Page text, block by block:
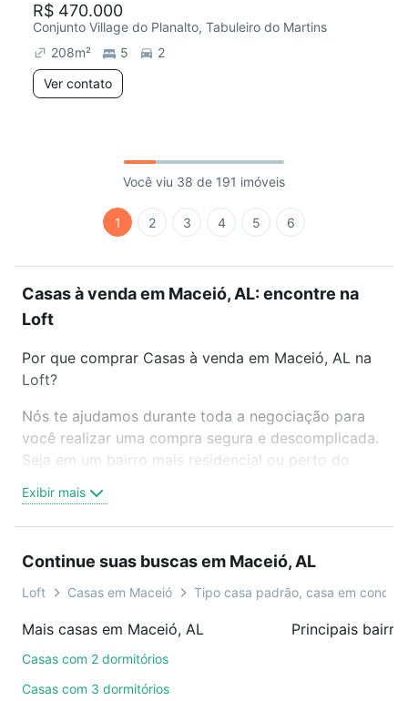
R$ 470.000
Conjunto Village do Planalto, Tabuleiro do Martins
208m² 5
2
Ver contato
Você viu 38 de 191 imóveis
1 2 3 4 5 6
Casas à venda em Maceió, AL: encontre na
Loft
Por que comprar Casas à venda em Maceió, AL na
Loft?
Nós te ajudamos durante toda a negociação para
você realizar uma compra segura e descomplicada.
Seja em um bairro mais residencial ou perto do
oferta ideal de Casas à venda em Maceió, AL para
conquistar seu sonho. Agende uma visita presencial
você ainda conta com mais de 46 mil corretores e
imobiliárias te ajudando na compra, venda ou troca
Como escolher um imóvel?
Use barra de busca no topo para pesquisar por
Exibir mais
Continue suas buscas em Maceió, AL
Loft Casas em Maceió Tipo casa padrão, casa em
Mais casas em Maceió, AL
Casas com 2 dormitórios
Casas com 3 dormitórios
Principais